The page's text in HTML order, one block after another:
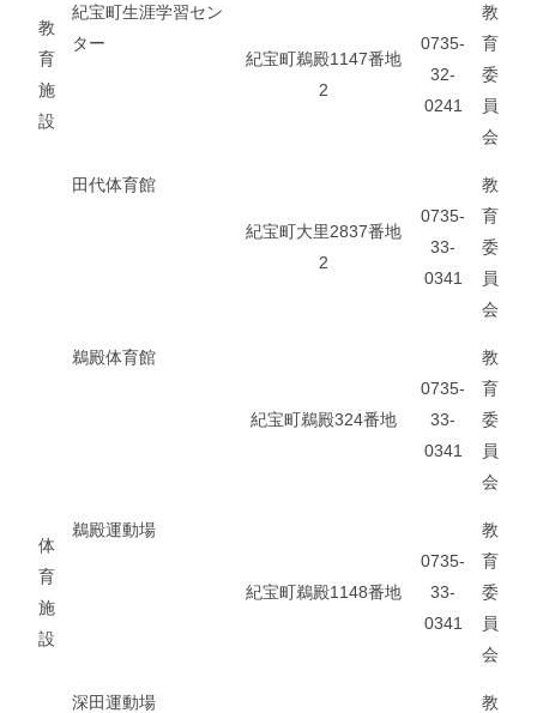
教
育
施
設
紀宝町生涯学習セン
ター
紀宝町鵜殿1147番地
2
0735-
32-
0241
教
育
委
員
会
体
育
施
設
田代体育館
紀宝町大里2837番地
2
0735-
33-
0341
教
育
委
員
会
鵜殿体育館
紀宝町鵜殿324番地
0735-
33-
0341
教
育
委
員
会
鵜殿運動場
紀宝町鵜殿1148番地
0735-
33-
0341
教
育
委
員
会
深田運動場
教